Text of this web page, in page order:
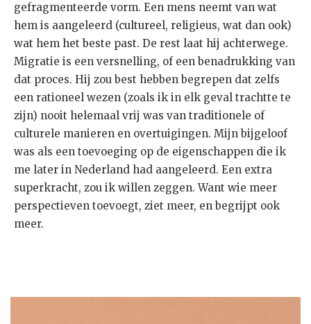
gefragmenteerde vorm. Een mens neemt van wat
hem is aangeleerd (cultureel, religieus, wat dan ook)
wat hem het beste past. De rest laat hij achterwege.
Migratie is een versnelling, of een benadrukking van
dat proces. Hij zou best hebben begrepen dat zelfs
een rationeel wezen (zoals ik in elk geval trachtte te
zijn) nooit helemaal vrij was van traditionele of
culturele manieren en overtuigingen. Mijn bijgeloof
was als een toevoeging op de eigenschappen die ik
me later in Nederland had aangeleerd. Een extra
superkracht, zou ik willen zeggen. Want wie meer
perspectieven toevoegt, ziet meer, en begrijpt ook
meer.